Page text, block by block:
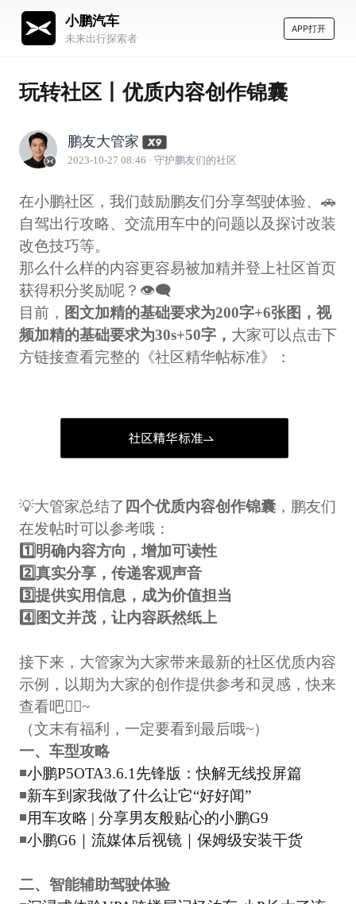
小鹏汽车
未来出行探索者
APP打开
玩转社区丨优质内容创作锦囊
鹏友大管家
2023-10-27 08:46 · 守护鹏友们的社区
在小鹏社区，我们鼓励鹏友们分享驾驶体验、🚗
自驾出行攻略、交流用车中的问题以及探讨改装
改色技巧等。
那么什么样的内容更容易被加精并登上社区首页
获得积分奖励呢？👁‍🗨
目前， 图文加精的基础要求为200字+6张图，视
频加精的基础要求为30s+50字， 大家可以点击下
方链接查看完整的《社区精华帖标准》：
💡大管家总结了 四个优质内容创作锦囊，鹏友们
在发帖时可以参考哦：
1️⃣明确内容方向，增加可读性
2️⃣真实分享，传递客观声音
3️⃣提供实用信息，成为价值担当
4️⃣图文并茂，让内容跃然纸上
接下来，大管家为大家带来最新的社区优质内容
示例，以期为大家的创作提供参考和灵感，快来
查看吧👇🏻~
（文末有福利，一定要看到最后哦~）
一、车型攻略
◾小鹏P5OTA3.6.1先锋版：快解无线投屏篇
◾新车到家我做了什么让它“好好闻”
◾用车攻略 | 分享男友般贴心的小鹏G9
◾小鹏G6｜流媒体后视镜｜保姆级安装干货
二、智能辅助驾驶体验